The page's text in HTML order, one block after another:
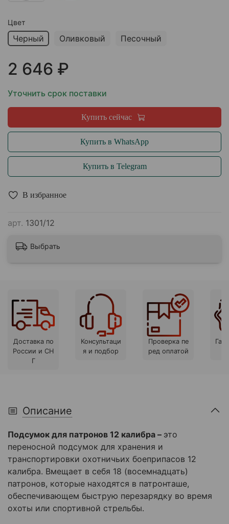
В избранное
арт. 1301/12
Цвет
Черный Оливковый Песочный
2 646 ₽
Уточнить срок поставки
Купить сейчас
Купить в WhatsApp
Купить в Telegram
Выбрать
Доставка по
России и СН
Г
Консультаци
я и подбор
Проверка пе
ред оплатой
Описание
Подсумок для патронов 12 калибра – это
переносной подсумок для хранения и
транспортировки охотничьих боеприпасов 12
калибра. Вмещает в себя 18 (восемнадцать)
патронов, которые находятся в патронташе,
обеспечивающем быструю перезарядку во время
охоты или спортивной стрельбы.